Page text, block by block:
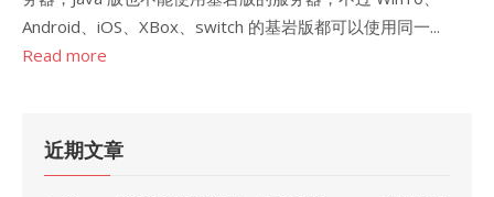
Android、iOS、XBox、switch 的基岩版都可以使用同一...
Read more
近期文章